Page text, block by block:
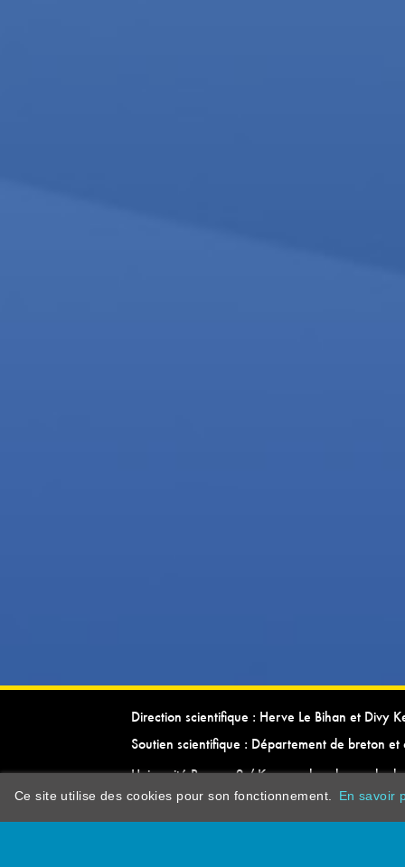
Direction scientifique : Herve Le Bihan et Divy
Soutien scientifique : Département de breton et
Université Rennes 2 / Kevrenn brezhoneg ha
Ce site utilise des cookies pour son fonctionnement. En savoir